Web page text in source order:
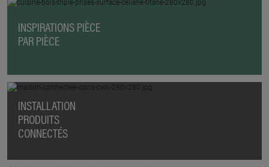
INSPIRATIONS PIÈCE
PAR PIÈCE
INSTALLATION
PRODUITS
CONNECTÉS